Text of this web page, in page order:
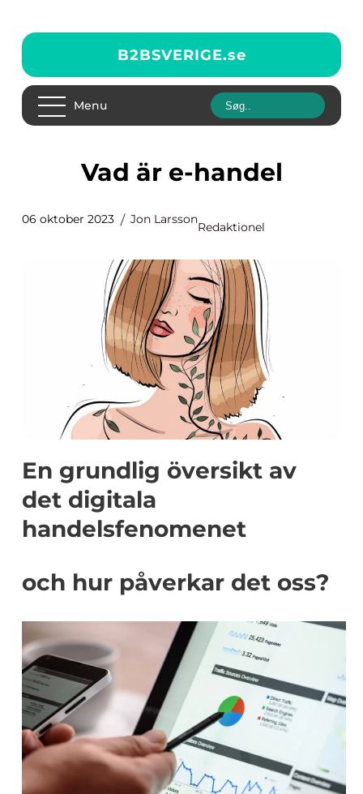
B2BSVERIGE.se
Menu
Vad är e-handel
06 oktober 2023 Jon Larsson
Redaktionel
En grundlig översikt av
det digitala
handelsfenomenet
och hur påverkar det oss?